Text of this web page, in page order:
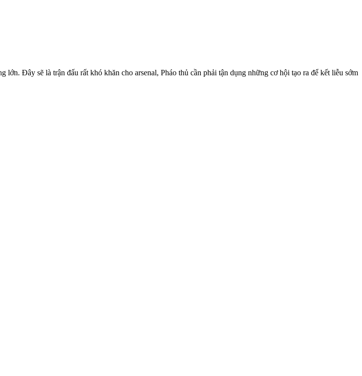
Đây sẽ là trận đấu rất khó khăn cho ars‌enal, Pháo thủ cần phải tận dụng những cơ hội tạo ra để kết liễu sớm